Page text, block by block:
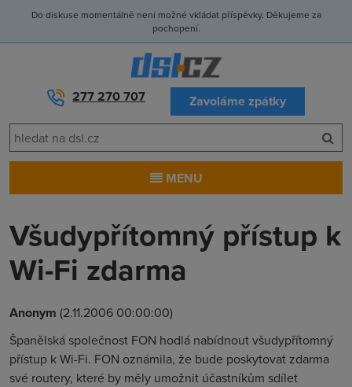
Do diskuse momentálně není možné vkládat příspěvky. Děkujeme za
pochopení.
277 270 707 Zavoláme zpátky
MENU
Všudypřítomný přístup k
Wi-Fi zdarma
Anonym (2.11.2006 00:00:00)
Španělská společnost FON hodlá nabídnout všudypřítomný
přístup k Wi-Fi. FON oznámila, že bude poskytovat zdarma
své routery, které by měly umožnit účastníkům sdílet